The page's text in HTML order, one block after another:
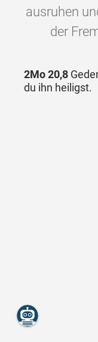
ausruhen
der
2Mo 20,8
du ihn heiligst.